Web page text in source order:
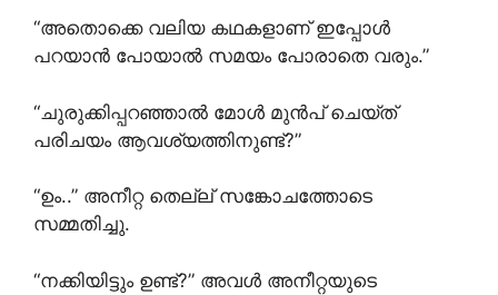
“അതൊക്കെ വലിയ കഥകളാണ് ഇപ്പോൾ
പറയാൻ പോയാൽ സമയം പോരാതെ വരും.”
“ചുരുക്കിപ്പറഞ്ഞാൽ മോൾ മുൻപ് ചെയ്ത്
പരിചയം ആവശ്യത്തിനുണ്ട്?”
“ഉം..” അനീറ്റ തെല്ല് സങ്കോചത്തോടെ
സമ്മതിച്ചു.
“നക്കിയിട്ടും ഉണ്ട്?” അവൾ അനീറ്റയുടെ